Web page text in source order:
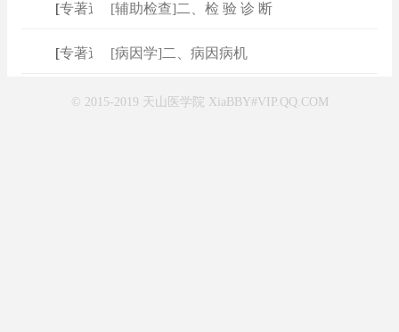
专著速查]
[辅助检查]二、检 验 诊 断
专著速查]
[病因学]二、病因病机
© 2015-2019 天山医学院 XiaBBY#VIP.QQ.COM